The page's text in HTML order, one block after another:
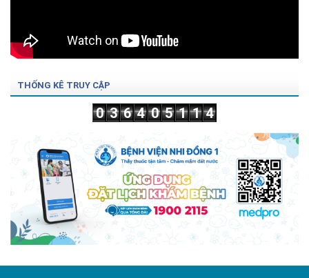
THỐNG KÊ TRUY CẬP
0 3 6 4 0 5 1 1 4